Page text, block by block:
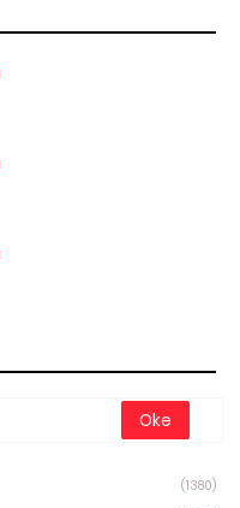
(1380)